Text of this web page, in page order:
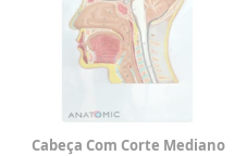
Cabeça Com Corte Mediano